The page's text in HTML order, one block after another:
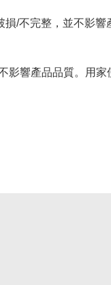
/不完整，並不影響
響產品品質。用家